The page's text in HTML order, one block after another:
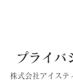
プライバ
株式会社アイステ